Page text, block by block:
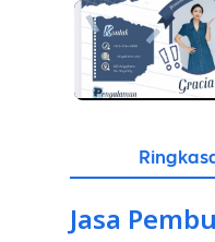
Jasa